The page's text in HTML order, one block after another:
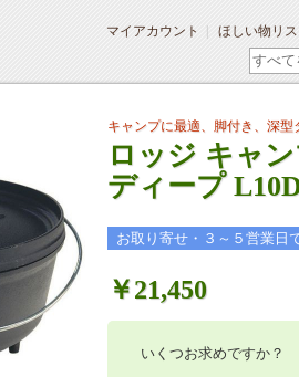
マイアカウント ほしい物リス
キャンプに最適、脚付き、深型
ロッジ キャ
ディープ
お取り寄せ・３～５営業日
￥21,450
いくつお求めですか？